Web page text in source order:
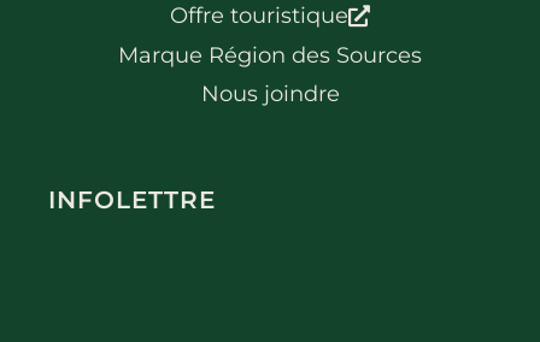
Offre touristique
Marque Région des Sources
Nous joindre
INFOLETTRE